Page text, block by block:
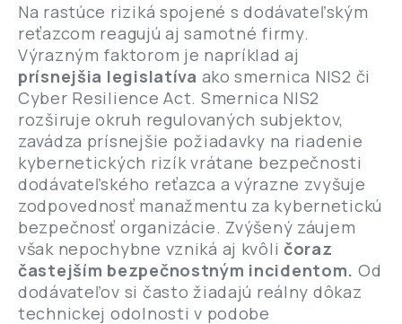
Na rastúce riziká spojené s dodávateľským
reťazcom reagujú aj samotné firmy.
Výrazným faktorom je napríklad aj
prísnejšia legislatíva ako smernica NIS2 či
Cyber Resilience Act. Smernica NIS2
rozširuje okruh regulovaných subjektov,
zavádza prísnejšie požiadavky na riadenie
kybernetických rizík vrátane bezpečnosti
dodávateľského reťazca a výrazne zvyšuje
zodpovednosť manažmentu za kybernetickú
bezpečnosť organizácie. Zvýšený záujem
však nepochybne vzniká aj kvôličoraz
častejším bezpečnostným incidentom. Od
dodávateľov si často žiadajú reálny dôkaz
technickej odolnosti v podobe